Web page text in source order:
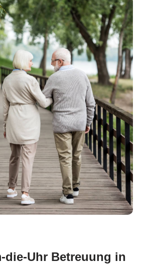
die-Uhr Betreuung in